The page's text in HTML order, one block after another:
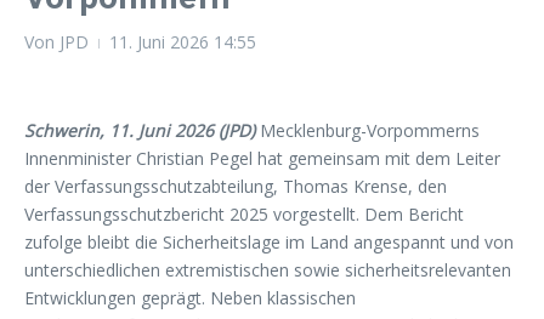
Von JPD 11. Juni 2026 14:55
Schwerin, 11. Juni 2026 (JPD)Mecklenburg-Vorpommerns
Innenminister Christian Pegel hat gemeinsam mit dem Leiter
der Verfassungsschutzabteilung, Thomas Krense, den
Verfassungsschutzbericht 2025 vorgestellt. Dem Bericht
zufolge bleibt die Sicherheitslage im Land angespannt und von
unterschiedlichen extremistischen sowie sicherheitsrelevanten
Entwicklungen geprägt. Neben klassischen